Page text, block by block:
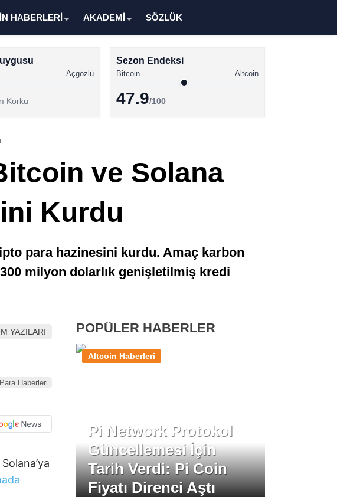
Altcoin Haberleri
HABERLERİ AKADEMİ SÖZLÜK
Açgözlü
Korku
Sezon Endeksi
Bitcoin Altcoin
47.9/100
ve Solana
Kurdu
para hazinesini kurdu. Amaç karbon
milyon dolarlık genişletilmiş kredi
YAZILARI
Haberleri
POPÜLER HABERLER
Pi Network Protokol
Güncellemesi İçin
Tarih Verdi: Pi Coin
Fiyatı Direnci Aştı
Altcoin Haberleri